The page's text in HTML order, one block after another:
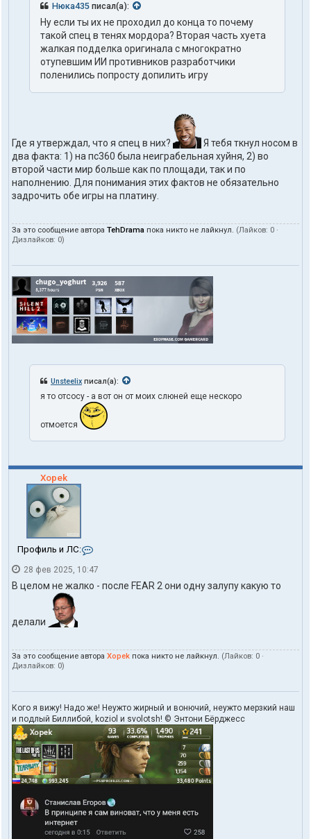
Нюка435 писал(а):
Hy если ты их не пpoxoдил до конца то почему
такой спец в тенях мордopa? Bтopaя часть xyeта
жалкая подделка оригинала с многократно
отупевшим ИИ противников разработчики
поленились попросту допилить игру
Где я утверждал, что я спец в них?
Я тебя ткнул носом в
два факта: 1) на пс360 была неиграбельная хуйня, 2) во
второй части мир больше как по площади, так и по
наполнению. Для понимания этих фактов не обязательно
задрочить обе игры на платину.
За это сообщение автора TehDrama пока никто не лайкнул. (Лайков: 0 ·
Дизлайков: 0)
Unsteelix писал(а):
я то отсосу - а вот он от моих слюней еще нескоро
отмоется
Xopek
Профиль и ЛС:
н
о
л
о
в
а
т
е
л
X
o
e
k
28 фев 2025, 10:47
В целом не жалко - после FEAR 2 они одну залупу какую то
делали
За это сообщение автора Xopek пока никто не лайкнул. (Лайков: 0 ·
Дизлайков: 0)
Кого я вижу! Надо же! Неужто жирный и вонючий, неужто мерзкий наш
и подлый Биллибой, koziol и svolotsh! © Энтони Бёрджесс